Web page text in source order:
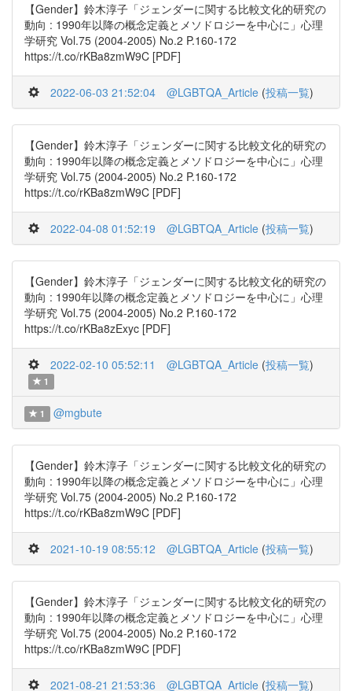
【Gender】鈴木淳子「ジェンダーに関する比較文化的研究の
動向 : 1990年以降の概念定義とメソドロジーを中心に」心理
学研究 Vol.75 (2004-2005) No.2 P.160-172
https://t.co/rKBa8zmW9C [PDF]
2022-06-03 21:52:04 @LGBTQA_Article (投稿一覧)
【Gender】鈴木淳子「ジェンダーに関する比較文化的研究の
動向 : 1990年以降の概念定義とメソドロジーを中心に」心理
学研究 Vol.75 (2004-2005) No.2 P.160-172
https://t.co/rKBa8zmW9C [PDF]
2022-04-08 01:52:19 @LGBTQA_Article (投稿一覧)
【Gender】鈴木淳子「ジェンダーに関する比較文化的研究の
動向 : 1990年以降の概念定義とメソドロジーを中心に」心理
学研究 Vol.75 (2004-2005) No.2 P.160-172
https://t.co/rKBa8zExyc [PDF]
2022-02-10 05:52:11 @LGBTQA_Article (投稿一覧)
1
1 @mgbute
【Gender】鈴木淳子「ジェンダーに関する比較文化的研究の
動向 : 1990年以降の概念定義とメソドロジーを中心に」心理
学研究 Vol.75 (2004-2005) No.2 P.160-172
https://t.co/rKBa8zmW9C [PDF]
2021-10-19 08:55:12 @LGBTQA_Article (投稿一覧)
【Gender】鈴木淳子「ジェンダーに関する比較文化的研究の
動向 : 1990年以降の概念定義とメソドロジーを中心に」心理
学研究 Vol.75 (2004-2005) No.2 P.160-172
https://t.co/rKBa8zmW9C [PDF]
2021-08-21 21:53:36 @LGBTQA_Article (投稿一覧)